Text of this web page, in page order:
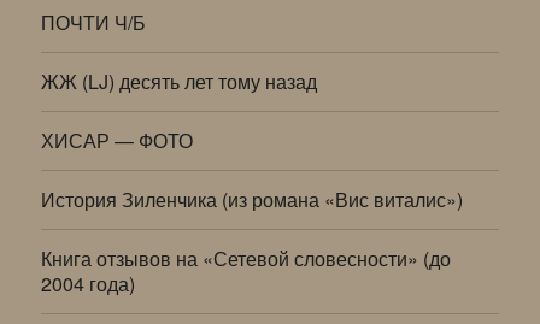
ПОЧТИ Ч/Б
ЖЖ (LJ) десять лет тому назад
ХИСАР — ФОТО
История Зиленчика (из романа «Вис виталис»)
Книга отзывов на «Сетевой словесности» (до
2004 года)